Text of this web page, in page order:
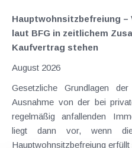
Hauptwohnsitz​­befreiung
laut BFG in zeitlichem
Kaufvertrag stehen
August 2026
Gesetzliche Grundlagen der
Ausnahme von der bei
regelmäßig anfallenden
liegt dann vor, wenn
Hauptwohnsitzbefreiung erfüllt